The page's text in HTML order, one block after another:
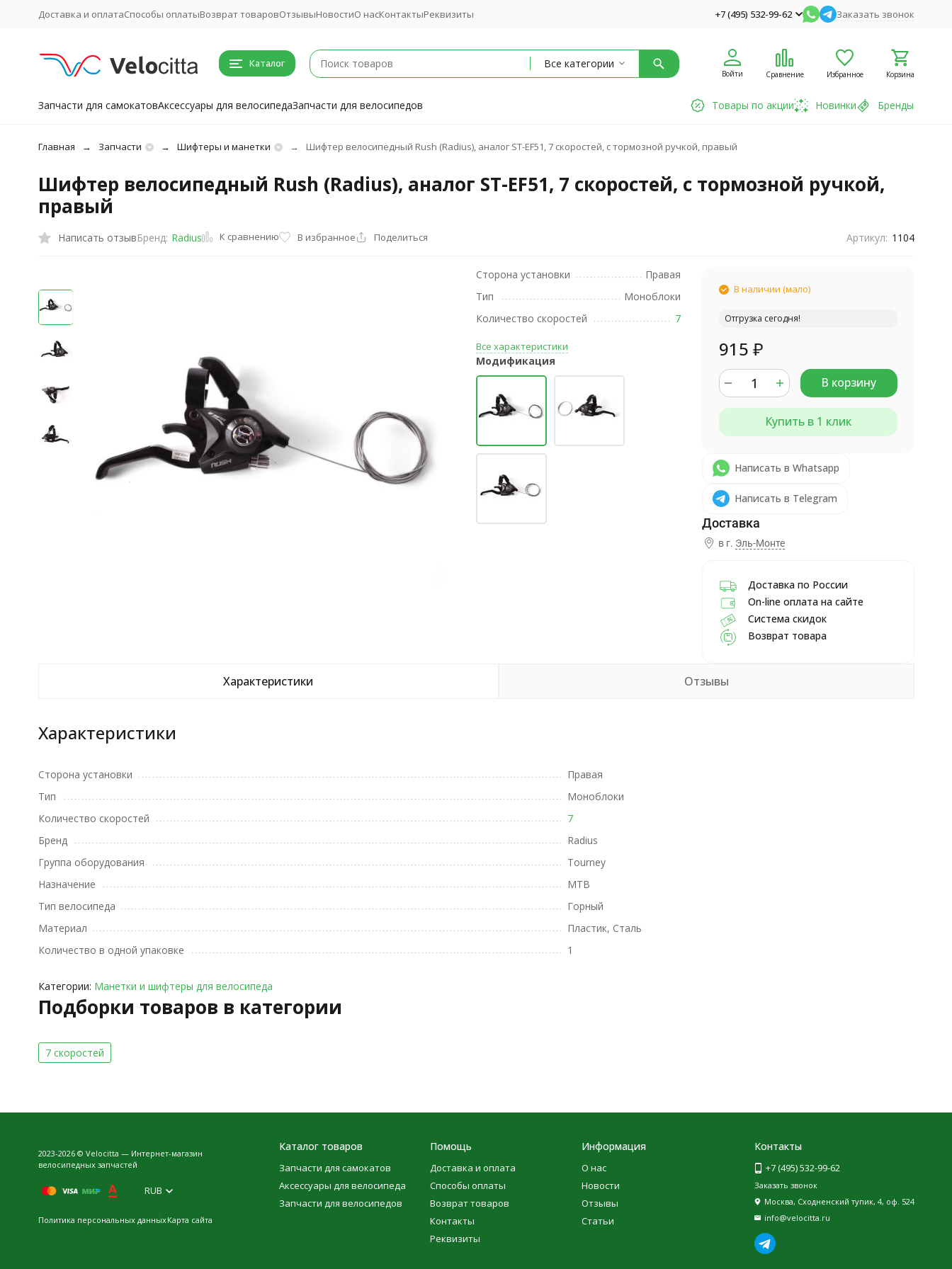
Доставка и оплатаСпособы оплатыВозврат товаровОтзывыНовостиО насКонтактыРеквизиты +7 (495) 532-99-62 Заказать звонок
Каталог Все категории
Войти Сравнение Избранное Корзина
Запчасти для самокатовАксессуары для велосипедаЗапчасти для велосипедов Товары по акции Новинки Бренды
Главная Запчасти Шифтеры и манетки Шифтер велосипедный Rush (Radius), аналог ST-EF51, 7 скоростей, с тормозной ручкой, правый
Шифтер велосипедный Rush (Radius), аналог ST-EF51, 7 скоростей, с тормозной ручкой,
правый
Написать отзывБренд: Radius К сравнению В избранное Поделиться Артикул: 1104
Сторона установки
Правая
Тип
Моноблоки
Количество скоростей
7
Все характеристики
Модификация
В наличии (мало)
Отгрузка сегодня!
915 ₽
В корзину
Купить в 1 клик
Написать в Whatsapp
Написать в Telegram
в г. Эль-Монте
Доставка по России
On-line оплата на сайте
Система скидок
Возврат товара
Характеристики Отзывы
Характеристики
Сторона установки
Правая
Тип
Моноблоки
Количество скоростей
7
Бренд
Radius
Группа оборудования
Tourney
Назначение
MTB
Тип велосипеда
Горный
Материал
Пластик, Сталь
Количество в одной упаковке
1
Категории: Манетки и шифтеры для велосипеда
Подборки товаров в категории
7 скоростей
2023-2026 © Velocitta — Интернет-магазин
велосипедных запчастей
RUB
Политика персональных данныхКарта сайта
Каталог товаров
Запчасти для самокатов
Аксессуары для велосипеда
Запчасти для велосипедов
Помощь
Доставка и оплата
Способы оплаты
Возврат товаров
Контакты
Реквизиты
Информация
О нас
Новости
Отзывы
Статьи
Контакты
+7 (495) 532-99-62
Заказать звонок
Москва, Сходненский тупик, 4, оф. 524
info@velocitta.ru